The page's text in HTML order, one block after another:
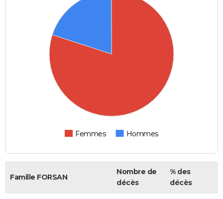
Femmes Hommes
Famille FORSAN
Nombre de
décès
% des
décès